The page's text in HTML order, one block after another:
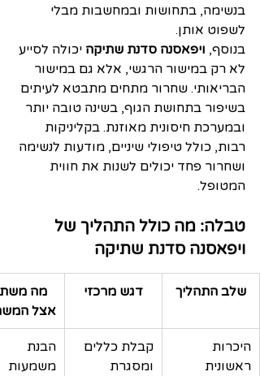
בנשימה, בתחושות ובמחשבות מבלי
לשפוט אותן.
בנוסף, ויפאסנה סדנת שתיקה יכולה לסייע
לא רק במישור הרגשי, אלא גם במישור
הבריאותי. שחרור מתחים מתבטא לעיתים
בשיפור בתחושת הגוף, בשינה טובה יותר
ובמערכת חיסונית מאוזנת. בקליניקות
רבות, כולל טיפולי שיניים, מודעות לנשימה
ושחרור פחד יכולים לשנות את חווית
המטופל.
טבלה: מה כולל התהליך של
ויפאסנה סדנת שתיקה
שלב התהליך דגש מרכזי
מה
אצל
היכרות
ראשונית
קבלת כללים
ומסגרת
הבנת
משמעות